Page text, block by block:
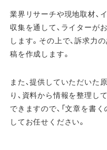
業界リサーチや現地取材、
収集を通して、ライターが
します。その上で、訴求力
稿を作成します。
また、提供していただいた
り、資料から情報を整理し
できますので、「文章を書
してお任せください。